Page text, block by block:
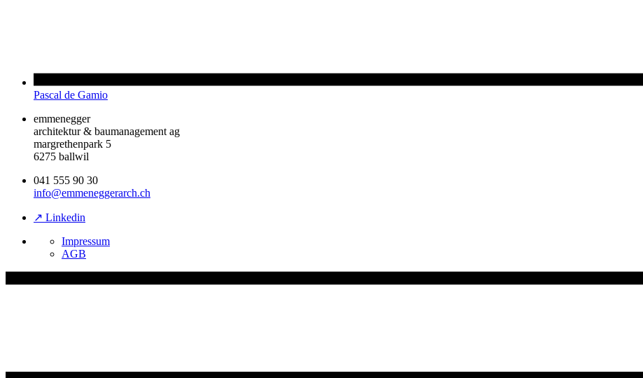
Pascal de Gamio
emmenegger
architektur & baumanagement ag
margrethenpark 5
6275 ballwil
041 555 90 30
info@emmeneggerarch.ch
↗ Linkedin
Impressum
AGB